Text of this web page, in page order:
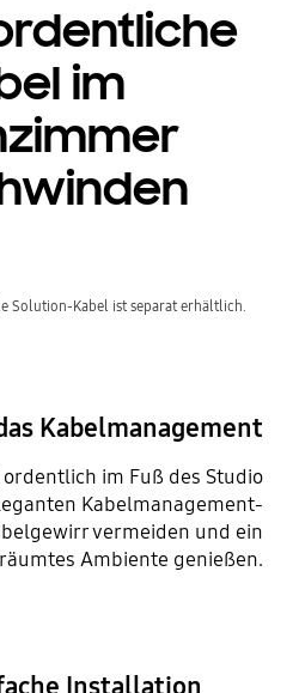
im
Solution-Kabel ist separat erhältlich.
Kabelmanagement
im Fuß des Studio
Kabelmanagement-
vermeiden und ein
Ambiente genießen.
Installation